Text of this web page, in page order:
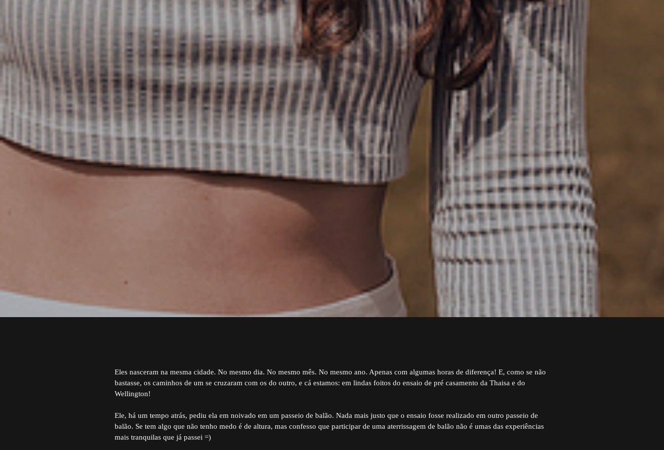
Eles nasceram na mesma cidade. No mesmo dia. No mesmo mês. No mesmo ano. Apenas com algumas horas de diferença! E, como se não
bastasse, os caminhos de um se cruzaram com os do outro, e cá estamos: em lindas foitos do ensaio de pré casamento da Thaisa e do
Wellington!
Ele, há um tempo atrás, pediu ela em noivado em um passeio de balão. Nada mais justo que o ensaio fosse realizado em outro passeio de
balão. Se tem algo que não tenho medo é de altura, mas confesso que participar de uma aterrissagem de balão não é umas das experiências
mais tranquilas que já passei =)